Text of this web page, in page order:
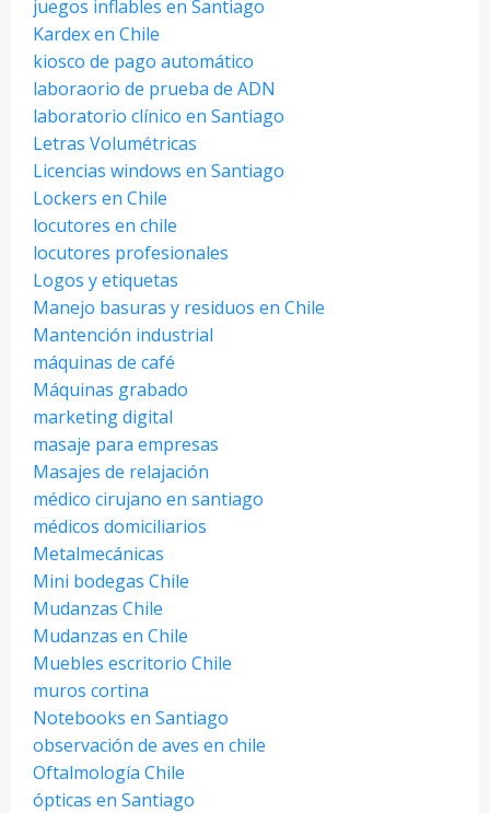
juegos inflables en Santiago
Kardex en Chile
kiosco de pago automático
laboraorio de prueba de ADN
laboratorio clínico en Santiago
Letras Volumétricas
Licencias windows en Santiago
Lockers en Chile
locutores en chile
locutores profesionales
Logos y etiquetas
Manejo basuras y residuos en Chile
Mantención industrial
máquinas de café
Máquinas grabado
marketing digital
masaje para empresas
Masajes de relajación
médico cirujano en santiago
médicos domiciliarios
Metalmecánicas
Mini bodegas Chile
Mudanzas Chile
Mudanzas en Chile
Muebles escritorio Chile
muros cortina
Notebooks en Santiago
observación de aves en chile
Oftalmología Chile
ópticas en Santiago